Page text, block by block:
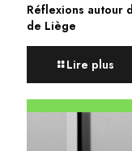
Réflexions autour
de Liège
Lire plus